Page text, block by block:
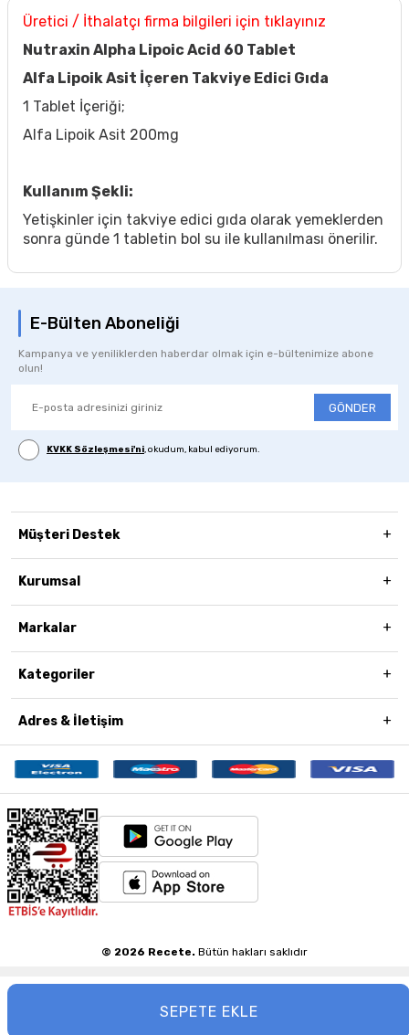
SEPETE EKLE
Üretici / İthalatçı firma bilgileri için tıklayınız
Nutraxin Alpha Lipoic Acid 60 Tablet
Alfa Lipoik Asit İçeren Takviye Edici Gıda
1 Tablet İçeriği;
Alfa Lipoik Asit 200mg
Kullanım Şekli:
Yetişkinler için takviye edici gıda olarak yemeklerden
sonra günde 1 tabletin bol su ile kullanılması önerilir.
E-Bülten Aboneliği
Kampanya ve yeniliklerden haberdar olmak için e-bültenimize abone
olun!
GÖNDER
KVKK Sözleşmesi'ni, okudum, kabul ediyorum.
Müşteri Destek
Kurumsal
Markalar
Kategoriler
Adres & İletişim
© 2026 Recete. Bütün hakları saklıdır